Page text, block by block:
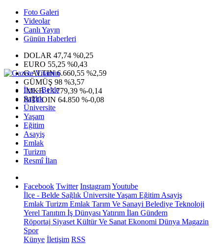
Foto Galeri
Videolar
Canlı Yayın
Günün Haberleri
DOLAR 47,74 %0,25
EURO 55,25 %0,43
G.ALTIN6.660,55 %2,59
GÜMÜŞ 98 %3,57
IMKB13.779,39 %-0,14
BITCOIN 64.850 %-0,08
İlçe - Belde
Sağlık
Üniversite
Yaşam
Eğitim
Asayiş
Emlak
Turizm
Resmî İlan
Facebook Twitter InstagramYoutube
İlçe - Belde Sağlık ÜniversiteYaşam Eğitim Asayiş
Emlak Turizm Emlak Tarım Ve Sanayi Belediye Teknoloji
Yerel Tanıtım İş Dünyası Yatırım İlan Gündem
Röportaj Siyaset Kültür Ve Sanat Ekonomi Dünya Magazin
Spor
Künye İletişim RSS